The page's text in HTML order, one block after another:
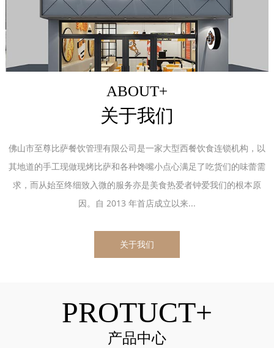
ABOUT+
关于我们
佛山市至尊比萨餐饮管理有限公司是一家大型西餐饮食连锁机构，以
其地道的手工现做现烤比萨和各种馋嘴小点心满足了吃货们的味蕾需
求，而从始至终细致入微的服务亦是美食热爱者钟爱我们的根本原
因。自 2013 年首店成立以来...
关于我们
PROTUCT+
产品中心